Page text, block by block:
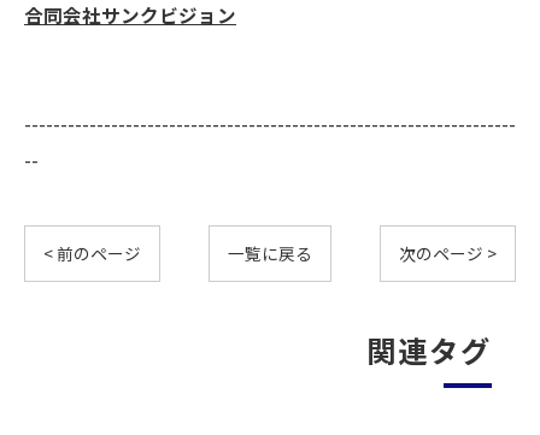
合同会社サンクビジョン
--------------------------------------------------------------------
--
< 前のページ 一覧に戻る 次のページ >
関連タグ